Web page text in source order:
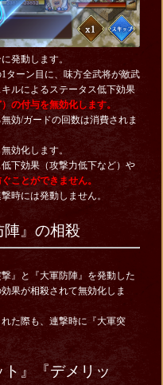
発動します。
ターン目に、味方全武将が敵武
ルによるステータス低下効果
の付与を無効化します。
効/ガードの回数は消費されま
効化します。
下効果（攻撃力低下など）や
ことができません。
時には発動しません。
陣』の相殺
』と『大軍防陣』を発動した
果が相殺されて無効化しま
た際も、連撃時に『大軍突
』『デメリッ